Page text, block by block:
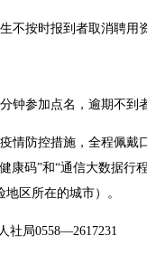
不按时报到者取消聘用
钟参加点名，逾期不到
情防控措施，全程佩戴
康码”和“通信大数据行
区所在的城市）。
社局0558—2617231